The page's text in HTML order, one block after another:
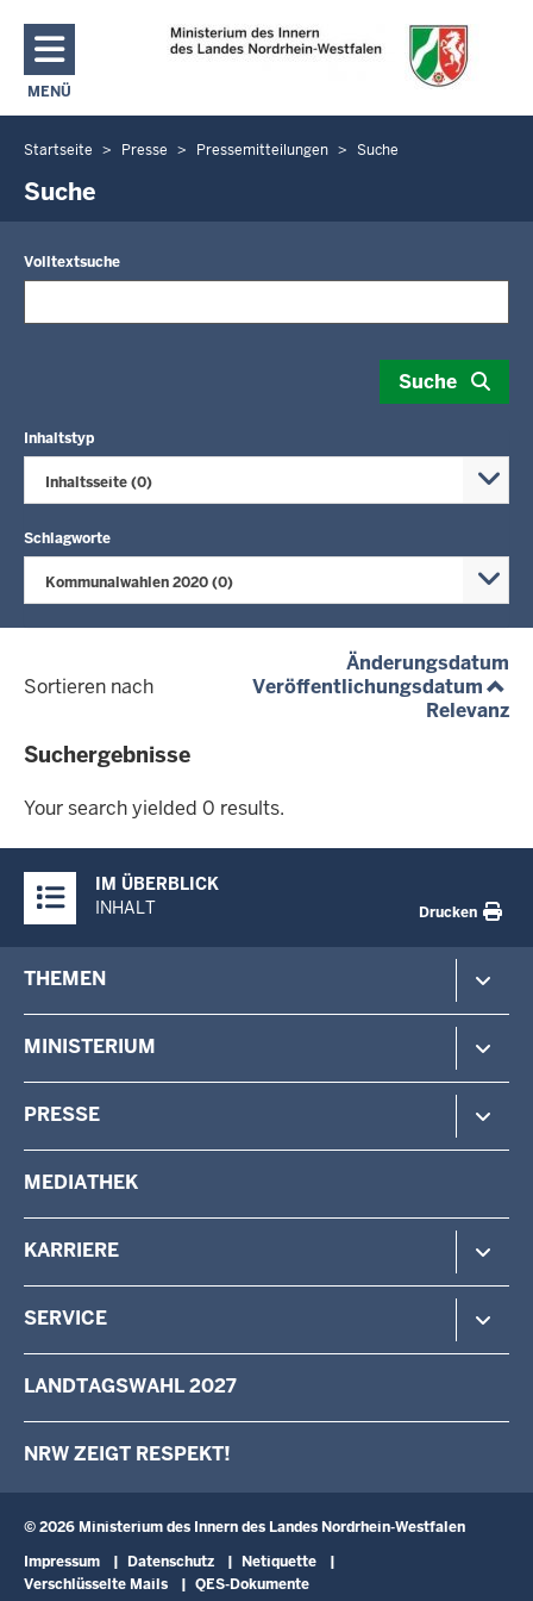
Direkt zum Inhalt
MENÜ
NAVIGATION AKTIVIEREN/DEAKTIVIEREN: MAIN MENU
Sie
befinden
Startseite Presse Pressemitteilungen Suche
Suche
Volltextsuche
Suche
Inhaltstyp
Inhaltsseite (0)
Schlagworte
Kommunalwahlen 2020 (0)
Sortieren nach
Änderungsdatum
Veröffentlichungsdatum
Relevanz
Suchergebnisse
Your
yielded
0
results.
Your search yielded 0 results.
Inhalte
IM ÜBERBLICK
INHALT
Drucken
menu
THEMEN
Beteiligung
Verwaltung
Vermessung
MINISTERIUM
Behörden & Einrichtungen
PRESSE
MEDIATHEK
KARRIERE
Ausbildung
Fortbildung
Landesqualifizierung für arbeitslose Menschen mit Behinderung
SERVICE
Newsletter
Broschüren
Schulbesuche
LANDTAGSWAHL 2027
NRW ZEIGT RESPEKT!
© 2026 Ministerium des Innern des Landes Nordrhein-Westfalen
Fußzeile
Impressum Datenschutz
Netiquette
Verschlüsselte Mails
QES-Dokumente